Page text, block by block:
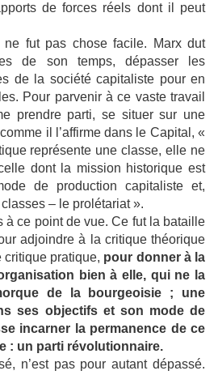
de forces réels dont il peut
ne fut pas chose facile. Marx dut
de son temps, dépasser les
de la société capitaliste pour en
Pour parvenir à ce vaste travail
prendre parti, se situer sur une
il l’affirme dans le Capital, «
représente une classe, elle ne
dont la mission historique est
de production capitaliste et,
– le prolétariat ».
à ce point de vue. Ce fut la bataille
adjoindre à la critique théorique
pratique, pour donner à la
bien à elle, qui ne la
de la bourgeoisie ; une
ses objectifs et son mode de
incarner la permanence de ce
: un parti révolutionnaire.
n’est pas pour autant dépassé.